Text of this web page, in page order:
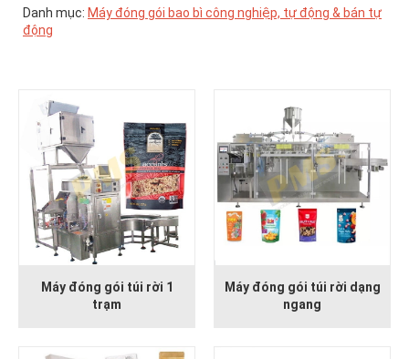
Danh mục: Máy đóng gói bao bì công nghiệp, tự động & bán tự
động
Máy đóng gói túi rời 1
trạm
Máy đóng gói túi rời dạng
ngang